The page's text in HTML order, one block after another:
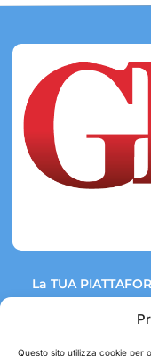
Questo sito utilizza cookie per
La TUA